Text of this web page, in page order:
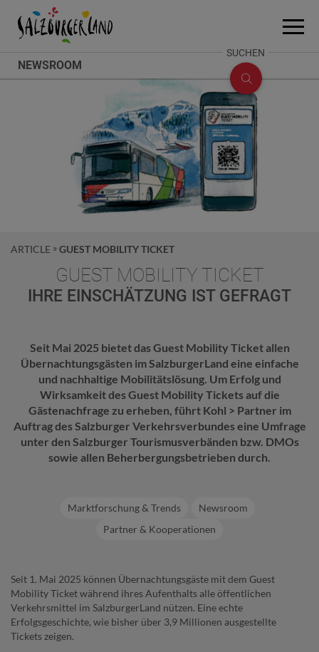
Zum InhaltAccesskey
[0]
Zum SeitenanfangAccesskey
[1]
Zum Fuß-BereichAccesskey
[2]
NEWSROOM
Menü
SUCHEN
SUCHE
ÖFFNEN
ARTICLE GUEST MOBILITY TICKET
GUEST MOBILITY TICKET
IHRE EINSCHÄTZUNG IST GEFRAGT
Seit Mai 2025 bietet das Guest Mobility Ticket allen
Übernachtungsgästen im SalzburgerLand eine einfache
und nachhaltige Mobilitätslösung. Um Erfolg und
Wirksamkeit des Guest Mobility Tickets auf die
Gästenachfrage zu erheben, führt Kohl > Partner im
Auftrag des Salzburger Verkehrsverbundes eine Umfrage
unter den Salzburger Tourismusverbänden bzw. DMOs
sowie allen Beherbergungsbetrieben durch.
Marktforschung & Trends
Newsroom
Partner & Kooperationen
Seit 1. Mai 2025 können Übernachtungsgäste mit dem Guest
Mobility Ticket während ihres Aufenthalts alle öffentlichen
Verkehrsmittel im SalzburgerLand nützen. Eine echte
Erfolgsgeschichte, wie bisher über 3,9 Millionen ausgestellte
Tickets zeigen.